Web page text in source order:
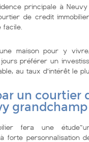
principale à
de credit
facile.
maison pour y
préférer un
au taux d’intérêt le
un courtier
grandchamp
fera une
forte personnalisation